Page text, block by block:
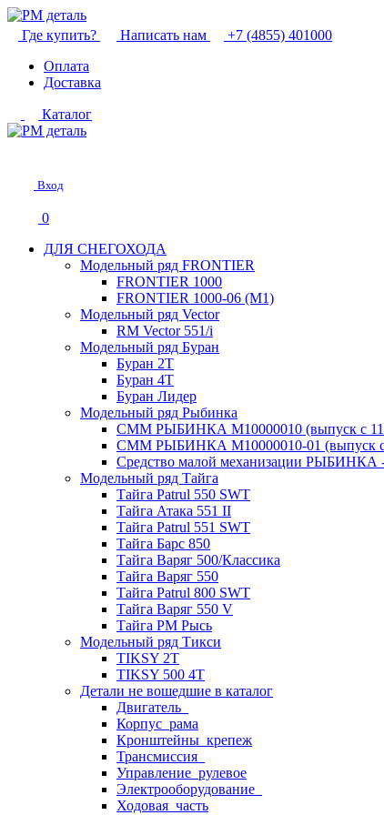
Где купить? Написать нам
+7 (4855) 401000
Оплата
Доставка
Каталог
Вход
0
ДЛЯ СНЕГОХОДА
Модельный ряд FRONTIER
FRONTIER 1000
FRONTIER 1000-06 (М1)
Модельный ряд Vector
RM Vector 551/i
Модельный ряд Буран
Буран 2Т
Буран 4Т
Буран Лидер
Модельный ряд Рыбинка
СММ РЫБИНКА M10000010 (выпуск с
СММ РЫБИНКА M10000010-01 (выпуск с
Средство малой механизации РЫБИНКА
Модельный ряд Тайга
Тайга Patrul 550 SWT
Тайга Атака 551 II
Тайга Patrul 551 SWT
Тайга Барс 850
Тайга Варяг 500/Классика
Тайга Варяг 550
Тайга Patrul 800 SWT
Тайга Варяг 550 V
Тайга РМ Рысь
Модельный ряд Тикси
TIKSY 2T
TIKSY 500 4T
Детали не вошедшие в каталог
Двигатель_
Корпус_рама
Кронштейны_крепеж
Трансмиссия_
Управление_рулевое
Электрооборудование_
Ходовая_часть